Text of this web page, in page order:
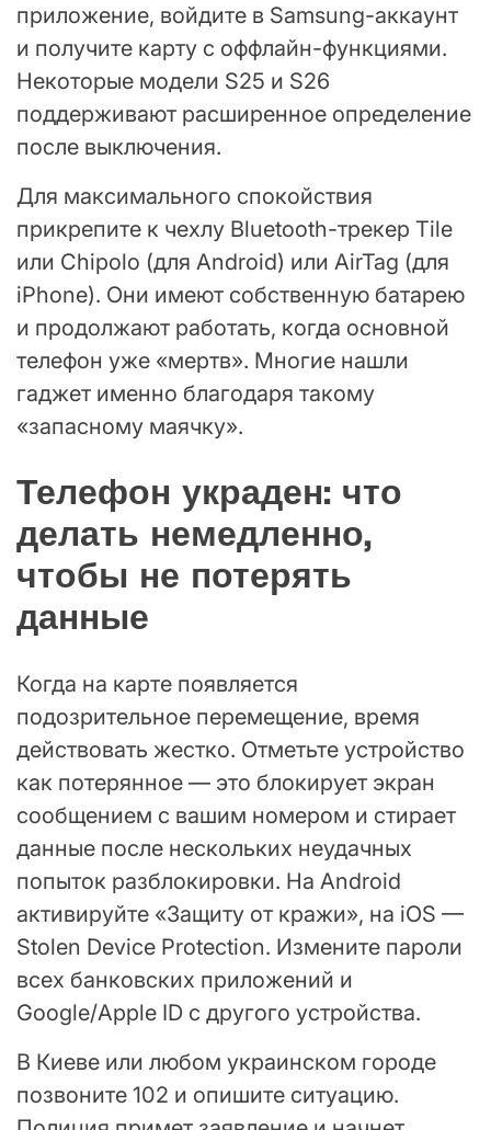
приложение, войдите в Samsung-аккаунт
и получите карту с оффлайн-функциями.
Некоторые модели S25 и S26
поддерживают расширенное определение
после выключения.
Для максимального спокойствия
прикрепите к чехлу Bluetooth-трекер Tile
или Chipolo (для Android) или AirTag (для
iPhone). Они имеют собственную батарею
и продолжают работать, когда основной
телефон уже «мертв». Многие нашли
гаджет именно благодаря такому
«запасному маячку».
Телефон украден: что
делать немедленно,
чтобы не потерять
данные
Когда на карте появляется
подозрительное перемещение, время
действовать жестко. Отметьте устройство
как потерянное — это блокирует экран
сообщением с вашим номером и стирает
данные после нескольких неудачных
попыток разблокировки. На Android
активируйте «Защиту от кражи», на iOS —
Stolen Device Protection. Измените пароли
всех банковских приложений и
Google/Apple ID с другого устройства.
В Киеве или любом украинском городе
позвоните 102 и опишите ситуацию.